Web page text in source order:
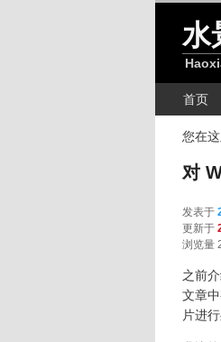
水
主菜单首页
您在这
对
发表于
更新于
浏览量
之前
文章
片进